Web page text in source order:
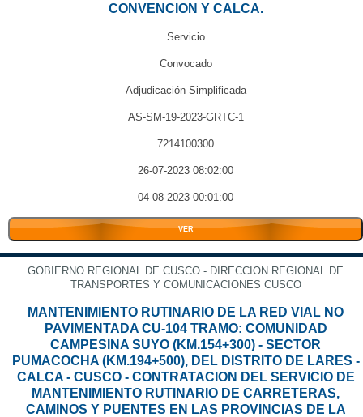
CONVENCION Y CALCA.
Servicio
Convocado
Adjudicación Simplificada
AS-SM-19-2023-GRTC-1
7214100300
26-07-2023 08:02:00
04-08-2023 00:01:00
VER
GOBIERNO REGIONAL DE CUSCO - DIRECCION REGIONAL DE
TRANSPORTES Y COMUNICACIONES CUSCO
MANTENIMIENTO RUTINARIO DE LA RED VIAL NO
PAVIMENTADA CU-104 TRAMO: COMUNIDAD
CAMPESINA SUYO (KM.154+300) - SECTOR
PUMACOCHA (KM.194+500), DEL DISTRITO DE LARES -
CALCA - CUSCO - CONTRATACION DEL SERVICIO DE
MANTENIMIENTO RUTINARIO DE CARRETERAS,
CAMINOS Y PUENTES EN LAS PROVINCIAS DE LA